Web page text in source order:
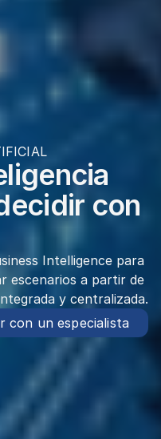
con
Intelligence para
escenarios a partir de
y centralizada.
con un especialista